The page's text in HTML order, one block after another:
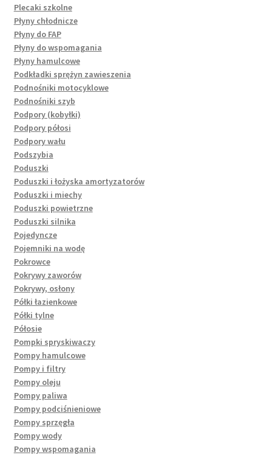
Plecaki szkolne
Płyny chłodnicze
Płyny do FAP
Płyny do wspomagania
Płyny hamulcowe
Podkładki sprężyn zawieszenia
Podnośniki motocyklowe
Podnośniki szyb
Podpory (kobyłki)
Podpory półosi
Podpory wału
Podszybia
Poduszki
Poduszki i łożyska amortyzatorów
Poduszki i miechy
Poduszki powietrzne
Poduszki silnika
Pojedyncze
Pojemniki na wodę
Pokrowce
Pokrywy zaworów
Pokrywy, osłony
Półki łazienkowe
Półki tylne
Półosie
Pompki spryskiwaczy
Pompy hamulcowe
Pompy i filtry
Pompy oleju
Pompy paliwa
Pompy podciśnieniowe
Pompy sprzęgła
Pompy wody
Pompy wspomagania